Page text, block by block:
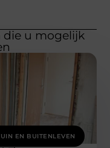
die u mogelijk
EN BUITENLEVEN